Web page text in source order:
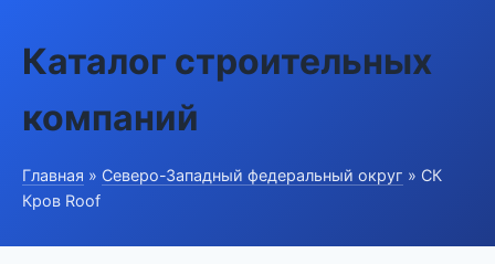
Каталог строительных
компаний
Главная » Северо-Западный федеральный округ » СК
Кров Roof